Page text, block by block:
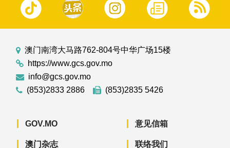
澳门南湾大马路762-804号中华广场15楼
https://www.gcs.gov.mo
info@gcs.gov.mo
(853)2833 2886
(853)2835 5426
GOV.MO
澳门杂志
意见信箱
联络我们